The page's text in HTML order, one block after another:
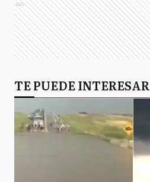
Ads
TE PUEDE INTERESAR